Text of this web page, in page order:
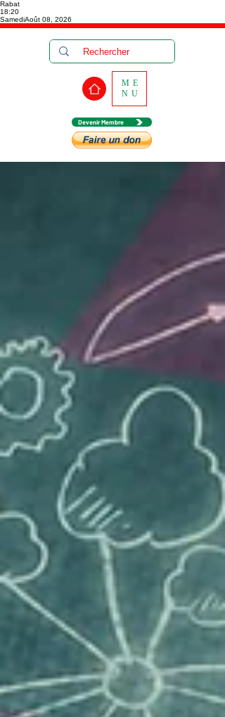
Rabat
18:20
SamediAoût 08, 2026
Devenir Membre
ME
NU